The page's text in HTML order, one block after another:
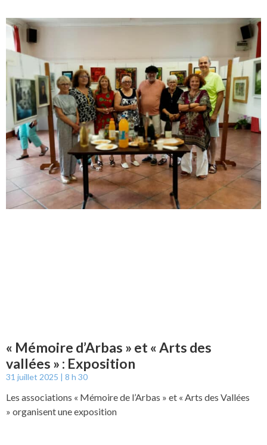
« Mémoire d’Arbas » et « Arts des
vallées » : Exposition
31 juillet 2025 8 h 30
Les associations « Mémoire de l’Arbas » et « Arts des Vallées
» organisent une exposition